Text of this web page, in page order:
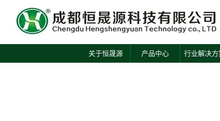
关于恒晟源 产品中心 行业解决方